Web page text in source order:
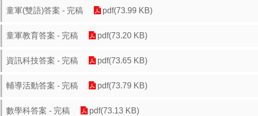
童軍(雙語)答案 - 完稿 pdf(73.99 KB)
童軍教育答案 - 完稿 pdf(73.20 KB)
資訊科技答案 - 完稿 pdf(73.65 KB)
輔導活動答案 - 完稿 pdf(73.79 KB)
數學科答案 - 完稿 pdf(73.13 KB)